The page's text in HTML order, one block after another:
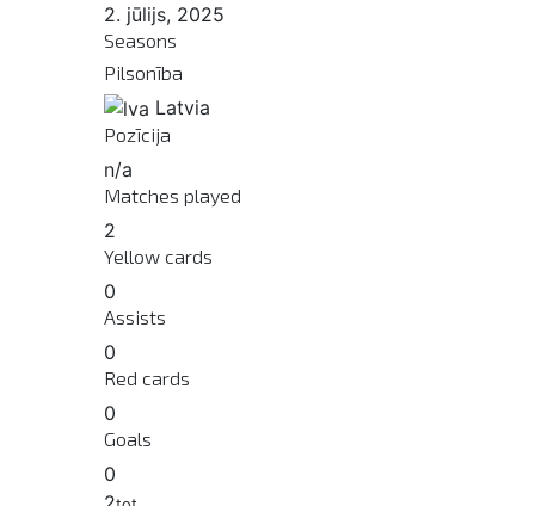
2. jūlijs, 2025
Seasons
Pilsonība
Latvia
Pozīcija
n/a
Matches played
2
Yellow cards
0
Assists
0
Red cards
0
Goals
0